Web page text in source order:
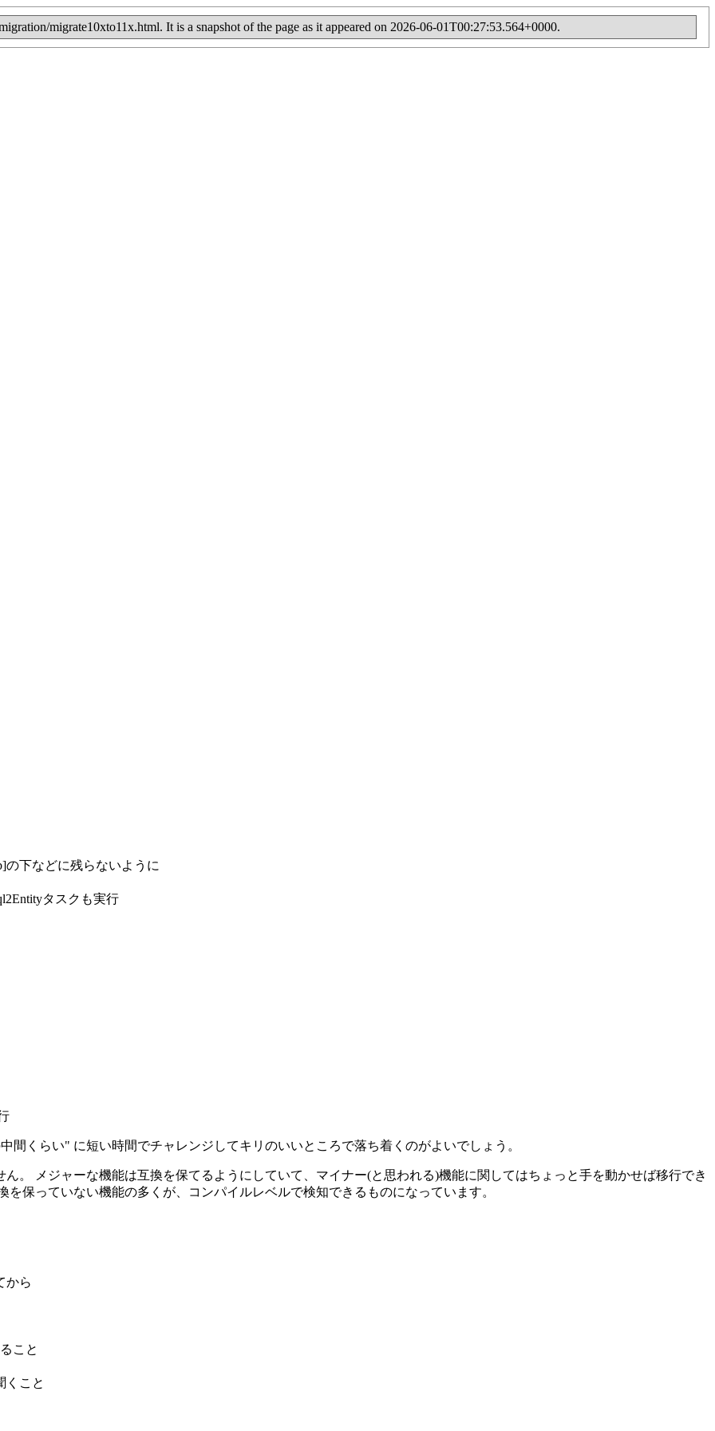
migrate10xto11x.html. It is a snapshot of the page as it appeared on 2026-06-01T00:27:53.564+0000.
の下などに残らないように
タスクも実行
間くらい" に短い時間でチャレンジしてキリのいいところで落ち着くのがよいでしょう。
。 メジャーな機能は互換を保てるようにしていて、マイナー(と思われる)機能に関してはちょっと手を動かせば移行でき
保っていない機能の多くが、コンパイルレベルで検知できるものになっています。
から
こと
くこと